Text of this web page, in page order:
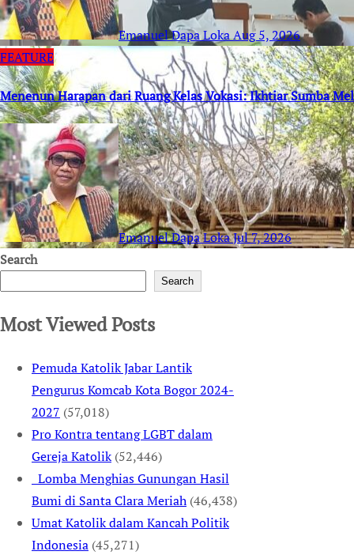
Emanuel Dapa LokaAug 5, 2026
FEATURE
Menenun Harapan dari Ruang Kelas Vokasi: Ikhtiar Sumba
Emanuel Dapa LokaJul 7, 2026
Search
Search
Most Viewed Posts
Pemuda Katolik Jabar Lantik
Pengurus Komcab Kota Bogor 2024-
2027 (57,018)
Pro Kontra tentang LGBT dalam
Gereja Katolik (52,446)
Lomba Menghias Gunungan Hasil
Bumi di Santa Clara Meriah (46,438)
Umat Katolik dalam Kancah Politik
Indonesia (45,271)